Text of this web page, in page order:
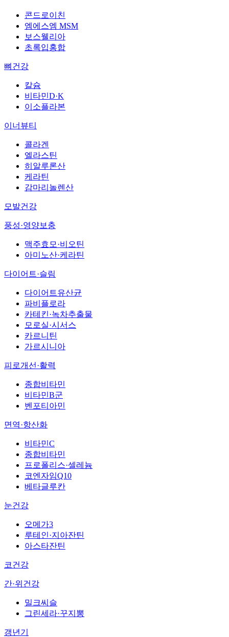
콘드로이친
엠에스엠 MSM
보스웰리아
초록입홍합
뼈건강
칼슘
비타민D·K
이소플라본
이너뷰티
콜라겐
엘라스틴
히알루론산
케라틴
감마리놀렌산
모발건강
풍성·영양보충
맥주효모·비오틴
아미노산·케라틴
다이어트·슬림
다이어트유산균
파비플로라
카테킨·녹차추출물
모로실·시서스
카르니틴
가르시니아
피로개선·활력
종합비타민
비타민B군
벤포티아민
면역·항산화
비타민C
종합비타민
프로폴리스·셀레늄
코엔자임Q10
베타글루칸
눈건강
오메가3
루테인·지아잔틴
아스타잔틴
코건강
간·위건강
밀크씨슬
그린세라·꾸지뽕
갱년기